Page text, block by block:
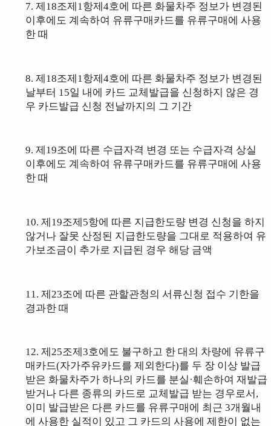
7. 제18조제1항제4호에 따른 화물차주 정보가변경된
이후에도 계속하여 유류구매카드를 유류구매에 사용
한 때
8. 제18조제1항제4호에 따른 화물차주 정보가 변경된
날부터 15일 내에 카드 교체발급을 신청하지 않은 경
우 카드발급 신청 전날까지의 그 기간
9. 제19조에 따른 수급자격 변경 또는 수급자격 상실
이후에도 계속하여 유류구매카드를 유류구매에 사용
한 때
10. 제19조제5항에 따른 지급한도량 변경 신청을 하지
않거나 잘못 산정된 지급한도량을 그대로 적용하여 유
가보조금이 추가로 지급된 경우 해당 금액
11. 제23조에 따른 관할관청의 서류신청 접수 기한을
경과한 때
12. 제25조제3호에도 불구하고 한 대의 차량에 유류구
매카드(자가주유카드를 제외한다)를 두 장 이상 발급
받은 화물차주가 하나의 카드를 분실·훼손하여 재발급
받거나 다른 종류의 카드로 교체발급 받는 경우로서,
이미 발급받은 다른 카드를 유류구매에 최근 3개월내
에 사용한 실적이 있고 그 카드의 사용에 제한이 없는